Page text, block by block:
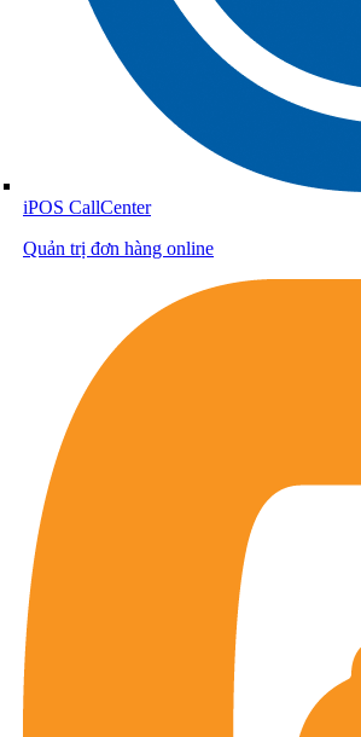
iPOS CallCenter
Quản trị đơn hàng online